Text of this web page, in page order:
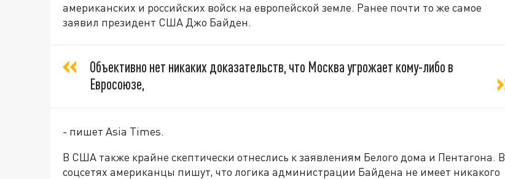
американских и российских войск на европейской земле. Ранее почти то же самое
заявил президент США Джо Байден.
Объективно нет никаких доказательств, что Москва угрожает кому-либо в
Евросоюзе,
- пишет Asia Times.
В США также крайне скептически отнеслись к заявлениям Белого дома и Пентагона. В
соцсетях американцы пишут, что логика администрации Байдена не имеет никакого